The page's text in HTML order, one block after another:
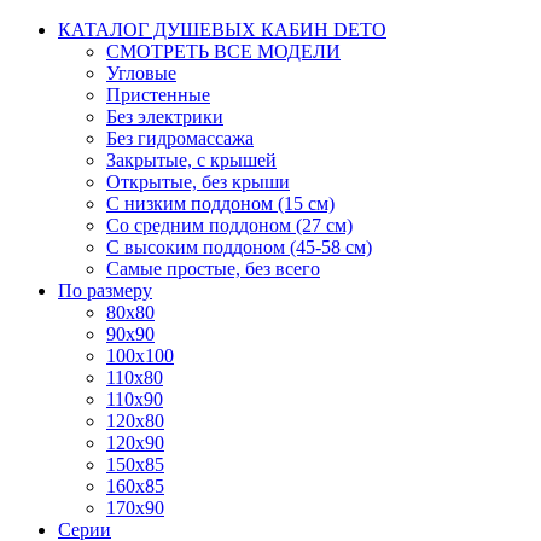
КАТАЛОГ ДУШЕВЫХ КАБИН DETO
СМОТРЕТЬ ВСЕ МОДЕЛИ
Угловые
Пристенные
Без электрики
Без гидромассажа
Закрытые, с крышей
Открытые, без крыши
С низким поддоном (15 см)
Со средним поддоном (27 см)
С высоким поддоном (45-58 см)
Самые простые, без всего
По размеру
80x80
90x90
100x100
110x80
110x90
120x80
120x90
150x85
160x85
170x90
Серии